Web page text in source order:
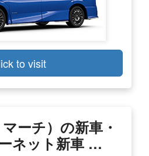
to visit
ーチ）の新車・
ネット新車 …